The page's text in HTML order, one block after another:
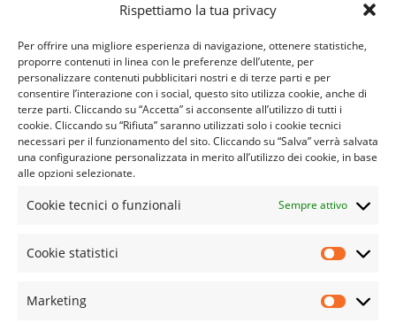
Rispettiamo la tua privacy
Per offrire una migliore esperienza di navigazione, ottenere statistiche,
proporre contenuti in linea con le preferenze dell’utente, per
personalizzare contenuti pubblicitari nostri e di terze parti e per
consentire l’interazione con i social, questo sito utilizza cookie, anche di
terze parti. Cliccando su “Accetta” si acconsente all’utilizzo di tutti i
cookie. Cliccando su “Rifiuta” saranno utilizzati solo i cookie tecnici
necessari per il funzionamento del sito. Cliccando su “Salva” verrà salvata
una configurazione personalizzata in merito all’utilizzo dei cookie, in base
alle opzioni selezionate.
Cookie tecnici o funzionali Sempre attivo
Cookie statistici
Marketing
+39 574 673233
www.roial.it
info@roial.it
CUSTOMER SERVICE
Il Mio Account
Chi Siamo
Spedizioni e Resi
Privacy Statement